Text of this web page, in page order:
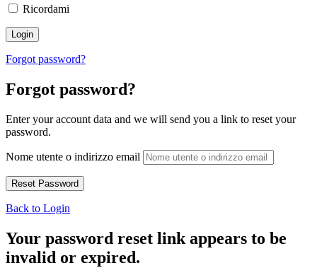
Ricordami
Forgot password?
Forgot password?
Enter your account data and we will send you a link to reset your
password.
Nome utente o indirizzo email
Back to Login
Your password reset link appears to be
invalid or expired.